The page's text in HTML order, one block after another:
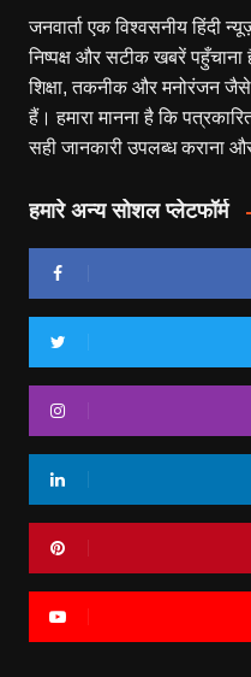
जनवार्ता एक विश्वसनीय हिंदी
निष्पक्ष और सटीक खबरें पहुँचाना
शिक्षा, तकनीक और मनोरंजन जैसे
हैं। हमारा मानना है कि
सही जानकारी उपलब्ध कराना
हमारे अन्य सोशल प्लेटफॉर्म